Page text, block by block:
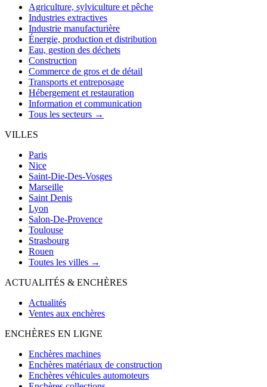
Agriculture, sylviculture et pêche
Industries extractives
Industrie manufacturière
Énergie, production et distribution
Eau, gestion des déchets
Construction
Commerce de gros et de détail
Transports et entreposage
Hébergement et restauration
Information et communication
Tous les secteurs →
VILLES
Paris
Nice
Saint-Die-Des-Vosges
Marseille
Saint Denis
Lyon
Salon-De-Provence
Toulouse
Strasbourg
Rouen
Toutes les villes →
ACTUALITÉS & ENCHÈRES
Actualités
Ventes aux enchères
ENCHÈRES EN LIGNE
Enchères machines
Enchères matériaux de construction
Enchères véhicules automoteurs